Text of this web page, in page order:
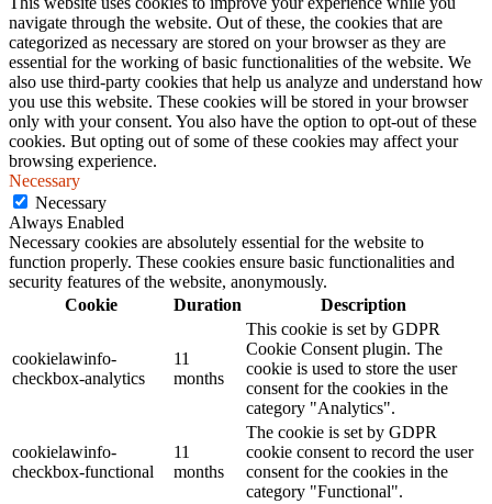
navigate through the website. Out of these, the cookies that are
categorized as necessary are stored on your browser as they are
essential for the working of basic functionalities of the website. We
also use third-party cookies that help us analyze and understand how
you use this website. These cookies will be stored in your browser
only with your consent. You also have the option to opt-out of these
cookies. But opting out of some of these cookies may affect your
browsing experience.
Necessary
Necessary
Always Enabled
Necessary cookies are absolutely essential for the website to
function properly. These cookies ensure basic functionalities and
security features of the website, anonymously.
Cookie
Duration Description
cookielawinfo-
checkbox-analytics
11
months
This cookie is set by GDPR
Cookie Consent plugin. The
cookie is used to store the user
consent for the cookies in the
category "Analytics".
cookielawinfo-
checkbox-functional
11
months
The cookie is set by GDPR
cookie consent to record the user
consent for the cookies in the
category "Functional".